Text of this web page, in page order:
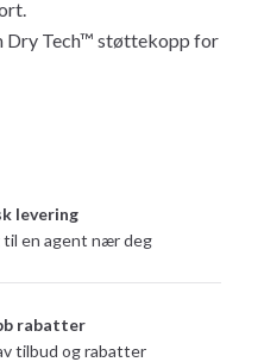
Dry Tech™ støttekopp for
levering
til en agent nær deg
rabatter
tilbud og rabatter